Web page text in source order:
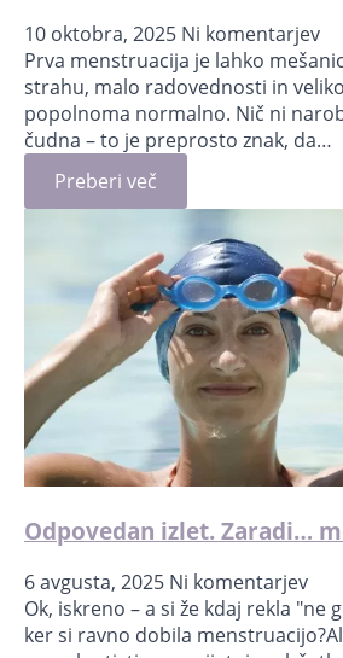
10 oktobra, 2025 Ni komentarjev
Prva menstruacija je lahko
strahu, malo radovednosti in
popolnoma normalno. Nič ni
čudna – to je preprosto znak, da…
Preberi več
Odpovedan izlet. Zaradi…
6 avgusta, 2025 Ni komentarjev
Ok, iskreno – a si že kdaj rekla "ne
ker si ravno dobila